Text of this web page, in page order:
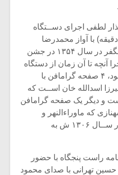
لطفی اجرای دســتگاه
راســت و پنجگاه (حدود ۴۵ دقیقه) با آواز محمدرضا
شجریان و ضرب ناصر فرهنگفر در سال ۱۳۵۴ در جشن
آنچه تا آن زمان از دستگاه
راست و پنجگاه ضبط شده بود، ۴ صفحه گرامافن با
اسدالله خان اســت که
سال ۱۲۸۴ ش است و دیگر یک صفحه گرامافن
که ماوراءالنهر و
ش به
راست پنجگاه با حضور
حسین تهرانی با صدای محمود